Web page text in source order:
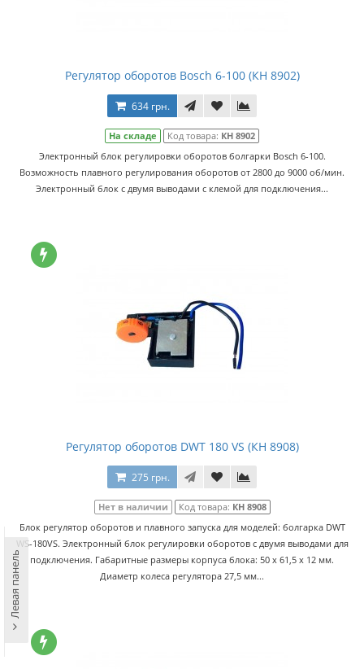
Регулятор оборотов Bosch 6-100 (КН 8902)
634 грн.
На складе Код товара: КН 8902
Электронный блок регулировки оборотов болгарки Bosch 6-100.
Возможность плавного регулирования оборотов от 2800 до 9000 об/мин.
Электронный блок с двумя выводами с клемой для подключения...
Регулятор оборотов DWT 180 VS (КН 8908)
275 грн.
Нет в наличии Код товара: КН 8908
Блок регулятор оборотов и плавного запуска для моделей: болгарка DWT
WS-180VS. Электронный блок регулировки оборотов с двумя выводами для
подключения. Габаритные размеры корпуса блока: 50 х 61,5 х 12 мм.
Диаметр колеса регулятора 27,5 мм...
Левая панель